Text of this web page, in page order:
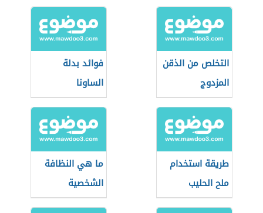
التخلص من الذقن
المزدوج
فوائد بدلة
الساونا
طريقة استخدام
ملح الحليب
ما هي النظافة
الشخصية